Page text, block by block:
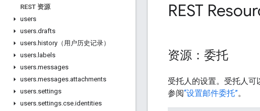
REST 资源
users
users.drafts
users.history（用户历史记录）
users. labels
users.messages
users.messages.attachments
users.settings
users.settings.cse.identities
REST
资源：委托
受托人的设置。受托人
参阅“设置邮件委托”。